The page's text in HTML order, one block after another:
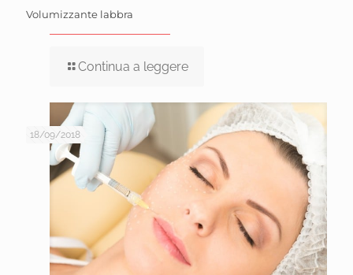
Volumizzante labbra
Continua a leggere
18/09/2018